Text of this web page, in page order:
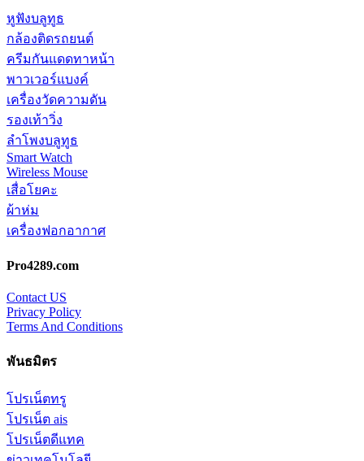
หูฟังบลูทูธ
กล้องติดรถยนต์
ครีมกันแดดทาหน้า
พาวเวอร์แบงค์
เครื่องวัดความดัน
รองเท้าวิ่ง
ลำโพงบลูทูธ
Smart Watch
Wireless Mouse
เสื่อโยคะ
ผ้าห่ม
เครื่องฟอกอากาศ
Pro4289.com
Contact US
Privacy Policy
Terms And Conditions
พันธมิตร
โปรเน็ตทรู
โปรเน็ต ais
โปรเน็ตดีแทค